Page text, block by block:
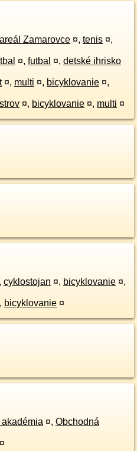
Zamarovce ¤, tenis ¤,
¤, futbal ¤, detské ihrisko
¤, multi ¤, bicyklovanie ¤,
¤, bicyklovanie ¤, multi ¤
, cyklostojan ¤, bicyklovanie ¤,
, bicyklovanie ¤
¤, Obchodná
¤